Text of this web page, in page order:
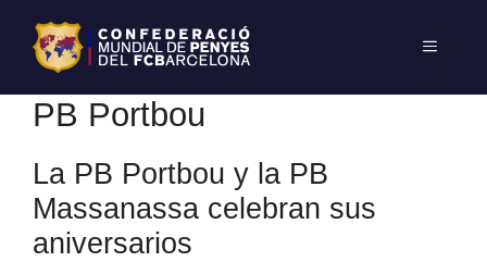
PB Portbou
La PB Portbou y la PB
Massanassa celebran sus
aniversarios